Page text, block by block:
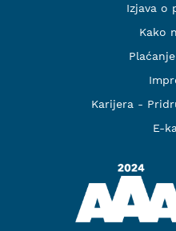
Izjava o
Kako
Karijera -
E-